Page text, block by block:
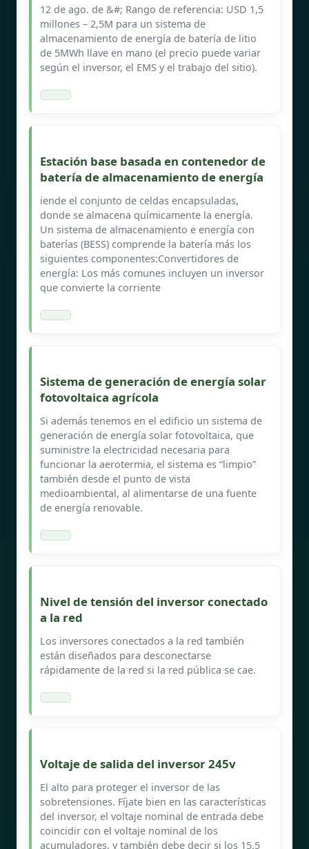
12 de ago. de &#; Rango de referencia: USD 1,5
millones – 2,5M para un sistema de
almacenamiento de energía de batería de litio
de 5MWh llave en mano (el precio puede variar
según el inversor, el EMS y el trabajo del sitio).
Estación base basada en contenedor de
batería de almacenamiento de energía
iende el conjunto de celdas encapsuladas,
donde se almacena químicamente la energía.
Un sistema de almacenamiento e energía con
baterías (BESS) comprende la batería más los
siguientes componentes:Convertidores de
energía: Los más comunes incluyen un inversor
que convierte la corriente
Sistema de generación de energía solar
fotovoltaica agrícola
Si además tenemos en el edificio un sistema de
generación de energía solar fotovoltaica, que
suministre la electricidad necesaria para
funcionar la aerotermia, el sistema es “limpio”
también desde el punto de vista
medioambiental, al alimentarse de una fuente
de energía renovable.
Nivel de tensión del inversor conectado
a la red
Los inversores conectados a la red también
están diseñados para desconectarse
rápidamente de la red si la red pública se cae.
Voltaje de salida del inversor 245v
El alto para proteger el inversor de las
sobretensiones. Fíjate bien en las características
del inversor, el voltaje nominal de entrada debe
coincidir con el voltaje nominal de los
acumuladores, y también debe decir si los 15.5